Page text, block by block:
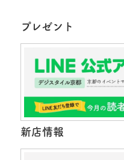
プレゼント
新店情報